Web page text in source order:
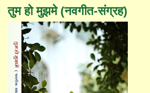
तुम हो मुझमे (नवगीत-संग्रह)